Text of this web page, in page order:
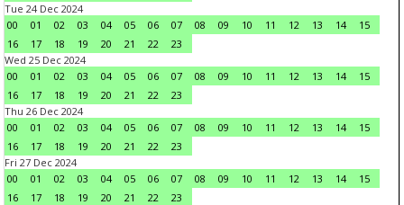
Tue 24 Dec 2024
00
01 02 03 04 05 06 07 08 09 10 11 12 13 14
15
16
17 18 19 20 21 22
23
Wed 25 Dec 2024
00
01 02 03 04 05 06 07 08 09 10 11 12 13 14
15
16
17 18 19 20 21 22
23
Thu 26 Dec 2024
00
01 02 03 04 05 06 07 08 09 10 11 12 13 14
15
16
17 18 19 20 21 22
23
Fri 27 Dec 2024
00
01 02 03 04 05 06 07 08 09 10 11 12 13 14
15
16
17 18 19 20 21 22
23